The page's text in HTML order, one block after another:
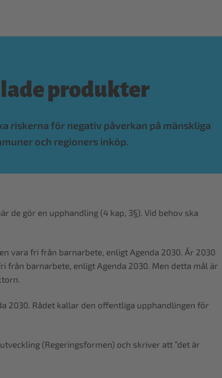
produkter
riskerna för negativ påverkan på mänskliga
och regioners inköp.
de gör en upphandling (4 kap, 3§). Vid behov ska
vara fri från barnarbete, enligt Agenda 2030. År 2030
från barnarbete, enligt Agenda 2030. Men detta mål är
2030. Rådet kallar den offentliga upphandlingen för
(Regeringsformen) och skriver att ”det är